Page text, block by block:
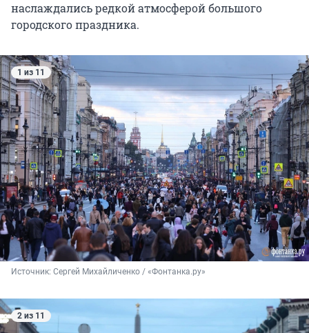
наслаждались редкой атмосферой большого
городского праздника.
1 из 11
Источник: Сергей Михайличенко / «Фонтанка.ру»
2 из 11